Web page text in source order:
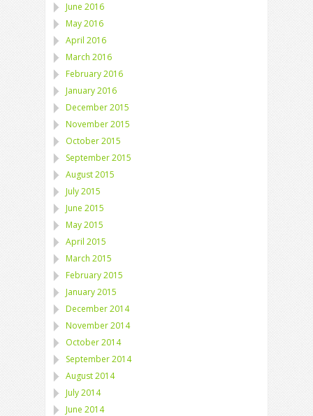
June 2016
May 2016
April 2016
March 2016
February 2016
January 2016
December 2015
November 2015
October 2015
September 2015
August 2015
July 2015
June 2015
May 2015
April 2015
March 2015
February 2015
January 2015
December 2014
November 2014
October 2014
September 2014
August 2014
July 2014
June 2014